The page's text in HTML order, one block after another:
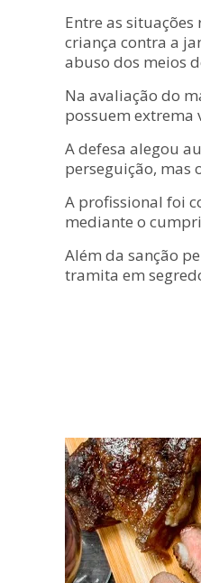
Entre as
criança contra a
abuso dos meios
Na avaliação do
possuem
A defesa alegou
perseguição, mas
A profissional foi
mediante o
Além da sanção
tramita em